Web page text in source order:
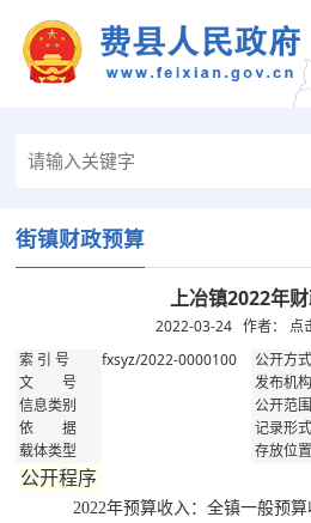
街镇财政预算
上冶镇2022年
2022-03-24 作者： 点
索 引 号 fxsyz/2022-0000100 公开方式
文 号 发布机
信息类别
公开范
依 据
记录形式
载体类型
存放位置
公开程序
2022年预算收入：全镇一般预算